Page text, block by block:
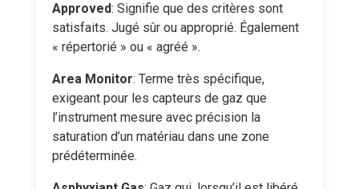
Approved: Signifie que des critères sont
satisfaits. Jugé sûr ou approprié. Également
« répertorié » ou « agréé ».
Area Monitor: Terme très spécifique,
exigeant pour les capteurs de gaz que
l’instrument mesure avec précision la
saturation d’un matériau dans une zone
prédéterminée.